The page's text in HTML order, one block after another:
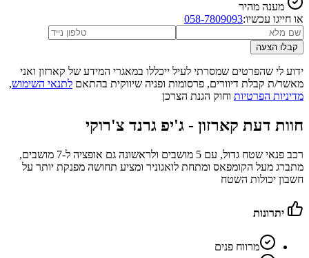
מענה מהיר
או חייגו עכשיו:058-7809093
קבלו הצעה
ידוע לי שהפרטים שמסרתי לעיל ייכללו במאגרי המידע של קארזון ואני
מאשר/ת קבלת דיוורים, פרסומות ופניה שיווקית בהתאם לתנאי השימוש,
מדיניות הפרטיות וחוק הגנת הצרכן
חוות דעת קארזון - ג'יפ גרנד צ'רוקי
רכב פנאי שטח גדול, עם 5 מושבים ולראשונה גם אופציה ל-7 מושבים,
מתברג מעל הקומפאס ומתחת לואגוניר ומציע תחושה מפנקת יותר על
חשבון יכולות השטח
יתרונות
מרווח פנים